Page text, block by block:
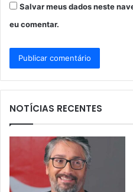
Salvar meus dados neste
eu comentar.
NOTÍCIAS RECENTES